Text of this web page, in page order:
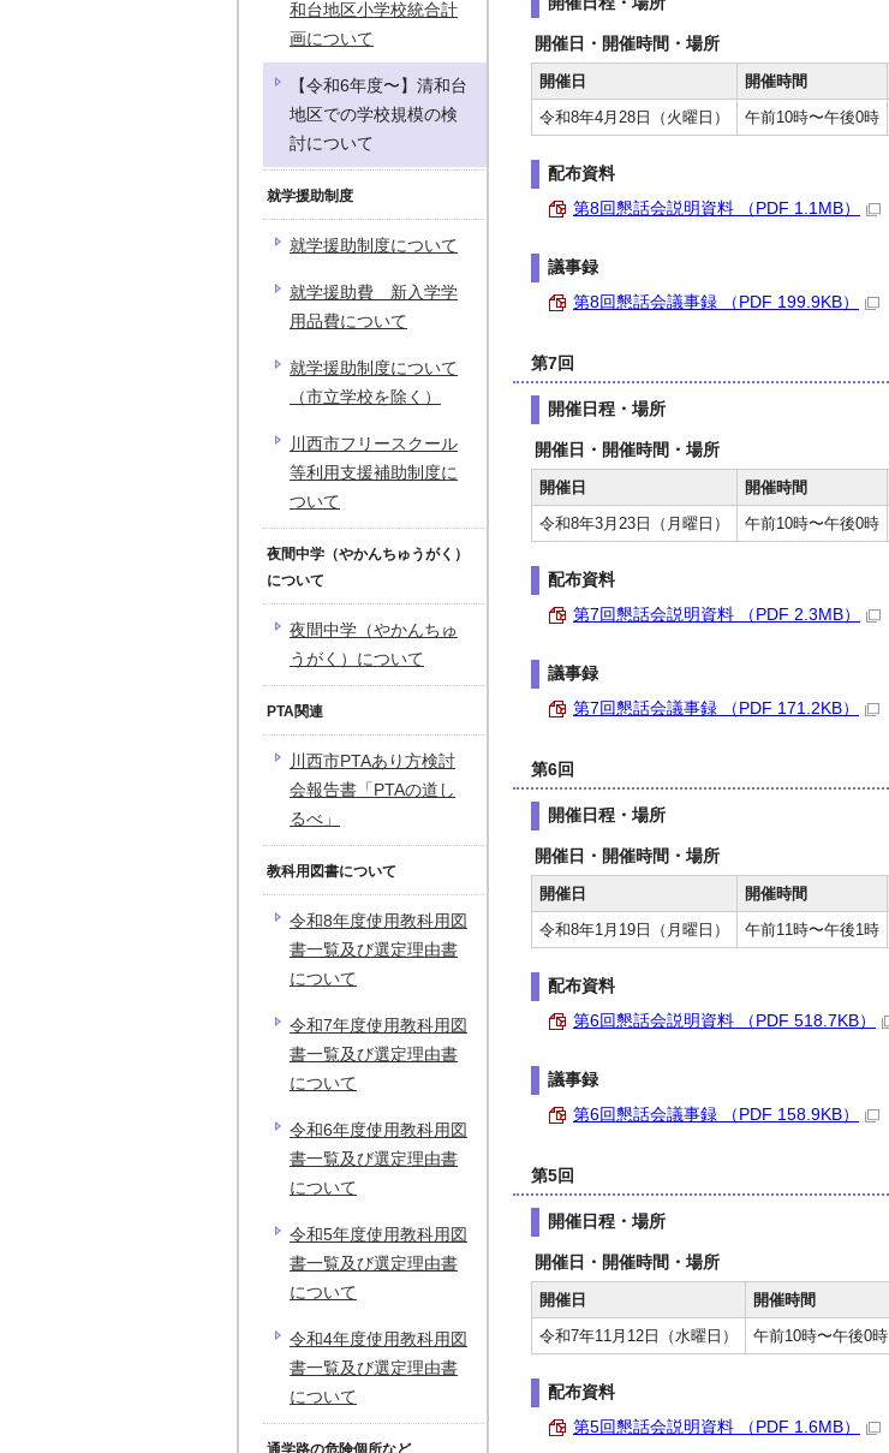
開催日・開催時間・場所
開催日 開催時間
令和8年4月28日（火曜日）
午前10時〜午後0時
配布資料
第8回懇話会説明資料 （PDF 1.1MB）
議事録
第8回懇話会議事録 （PDF 199.9KB）
第7回
開催日程・場所
開催日・開催時間・場所
開催日 開催時間
令和8年3月23日（月曜日）
午前10時〜午後0時
配布資料
第7回懇話会説明資料 （PDF 2.3MB）
議事録
第7回懇話会議事録 （PDF 171.2KB）
第6回
開催日程・場所
開催日・開催時間・場所
開催日 開催時間
令和8年1月19日（月曜日）
午前11時〜午後1時
配布資料
第6回懇話会説明資料 （PDF 518.7KB）
議事録
第6回懇話会議事録 （PDF 158.9KB）
第5回
開催日程・場所
開催日・開催時間・場所
開催日 開催時間
令和7年11月12日（水曜日）
午前10時〜午後0時
配布資料
第5回懇話会説明資料 （PDF 1.6MB）
和台地区小学校統合計
画について
【令和6年度〜】清和台
地区での学校規模の検
討について
就学援助制度
就学援助制度について
就学援助費 新入学学
用品費について
就学援助制度について
（市立学校を除く）
川西市フリースクール
等利用支援補助制度に
ついて
夜間中学（やかんちゅうがく）
について
夜間中学（やかんちゅ
うがく）について
PTA関連
川西市PTAあり方検討
会報告書「PTAの道し
るべ」
教科用図書について
令和8年度使用教科用図
書一覧及び選定理由書
について
令和7年度使用教科用図
書一覧及び選定理由書
について
令和6年度使用教科用図
書一覧及び選定理由書
について
令和5年度使用教科用図
書一覧及び選定理由書
について
令和4年度使用教科用図
書一覧及び選定理由書
について
通学路の危険個所など